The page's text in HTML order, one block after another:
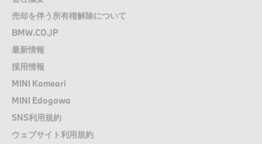
売却を伴う所有権解除について
BMW.CO.JP
最新情報
採用情報
MINI Kameari
MINI Edogawa
SNS利用規約
ウェブサイト利用規約